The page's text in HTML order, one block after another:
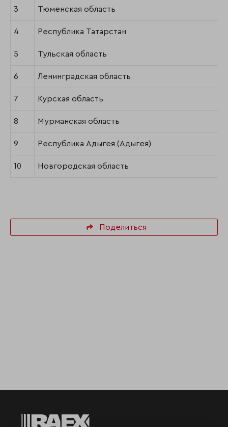
3 Тюменская область
4 Республика Татарстан
5 Тульская область
6 Ленинградская область
7 Курская область
8 Мурманская область
9 Республика Адыгея (Адыгея)
10 Новгородская область
Поделиться